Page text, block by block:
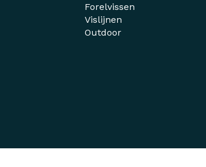
Forelvissen
Vislijnen
Outdoor